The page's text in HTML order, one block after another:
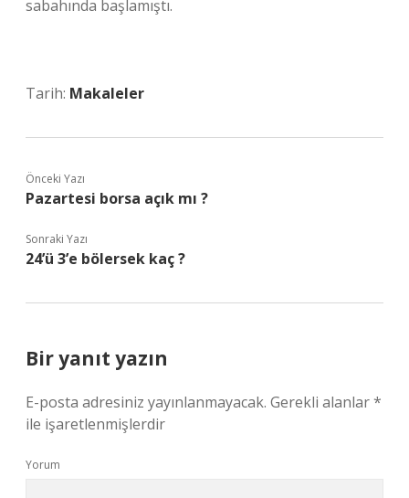
sabahında başlamıştı.
Tarih: Makaleler
Önceki Yazı
Pazartesi borsa açık mı ?
Sonraki Yazı
24’ü 3’e bölersek kaç ?
Bir yanıt yazın
E-posta adresiniz yayınlanmayacak. Gerekli alanlar*
ile işaretlenmişlerdir
Yorum